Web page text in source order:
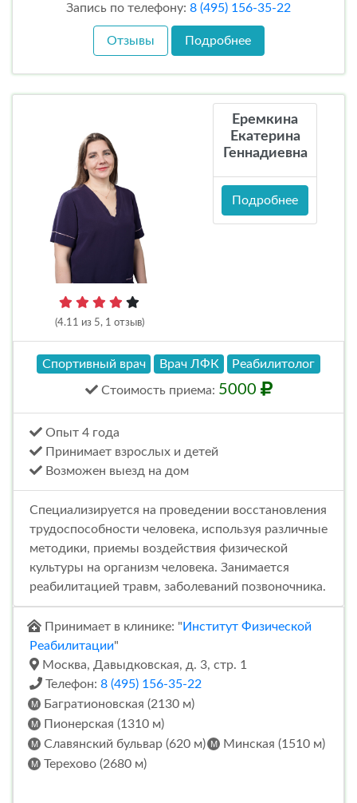
Запись по телефону: 8 (495) 156-35-22
Отзывы Подробнее
(4.11 из 5, 1 отзыв)
Еремкина
Екатерина
Геннадиевна
Подробнее
Спортивный врач Врач ЛФК Реабилитолог
Стоимость приема: 5000
Опыт 4 года
Принимает взрослых и детей
Возможен выезд на дом
Специализируется на проведении восстановления
трудоспособности человека, используя различные
методики, приемы воздействия физической
культуры на организм человека. Занимается
реабилитацией травм, заболеваний позвоночника.
Принимает в клинике: " Институт Физической
Реабилитации"
Москва, Давыдковская, д. 3, стр. 1
Телефон: 8 (495) 156-35-22
Багратионовская (2130 м)
Пионерская (1310 м)
Славянский бульвар (620 м)
Минская (1510 м)
Терехово (2680 м)